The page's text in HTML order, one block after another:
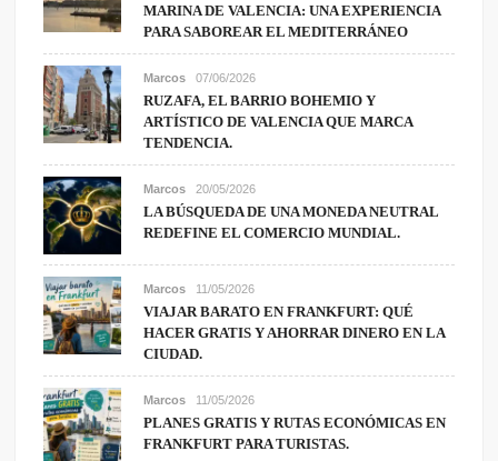
MARINA DE VALENCIA: UNA EXPERIENCIA
PARA SABOREAR EL MEDITERRÁNEO
Marcos 07/06/2026
RUZAFA, EL BARRIO BOHEMIO Y
ARTÍSTICO DE VALENCIA QUE MARCA
TENDENCIA.
Marcos 20/05/2026
LA BÚSQUEDA DE UNA MONEDA NEUTRAL
REDEFINE EL COMERCIO MUNDIAL.
Marcos 11/05/2026
VIAJAR BARATO EN FRANKFURT: QUÉ
HACER GRATIS Y AHORRAR DINERO EN LA
CIUDAD.
Marcos 11/05/2026
PLANES GRATIS Y RUTAS ECONÓMICAS EN
FRANKFURT PARA TURISTAS.